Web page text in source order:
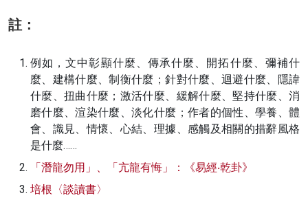
註：
例如，文中彰顯什麼、傳承什麼、開拓什麼、彌補什
麼、建構什麼、制衡什麼；針對什麼、迴避什麼、隱諱
什麼、扭曲什麼；激活什麼、緩解什麼、堅持什麼、消
磨什麼、渲染什麼、淡化什麼；作者的個性、學養、體
會、識見、情懷、心結、理據、感觸及相關的措辭風格
是什麼……
「潛龍勿用」、「亢龍有悔」：《易經‧乾卦》
培根〈談讀書〉